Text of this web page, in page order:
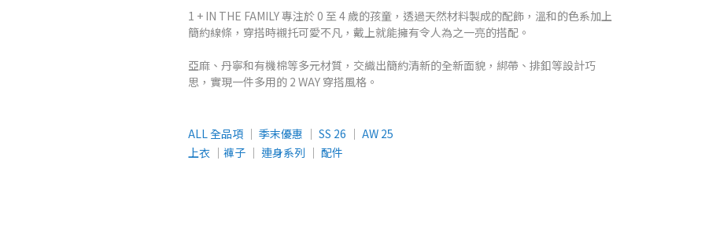
1 + IN THE FAMILY 專注於 0 至 4 歲的孩童，透過天然材料製成的配飾，溫和的色系加上
簡約線條，穿搭時襯托可愛不凡，戴上就能擁有令人為之一亮的搭配。
亞麻、丹寧和有機棉等多元材質，交織出簡約清新的全新面貌，綁帶、排釦等設計巧
思，實現一件多用的 2 WAY 穿搭風格。
ALL 全品項 │ 季末優惠 │ SS 26 │ AW 25
上衣 │ 褲子 │ 連身系列 │ 配件